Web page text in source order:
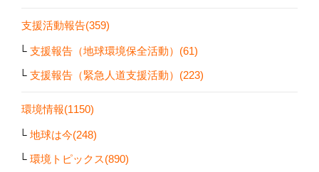
支援活動報告(359)
支援報告（地球環境保全活動）(61)
支援報告（緊急人道支援活動）(223)
環境情報(1150)
地球は今(248)
環境トピックス(890)